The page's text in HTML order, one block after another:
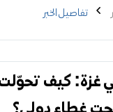
تفاصيل الخبر
غزة: كيف